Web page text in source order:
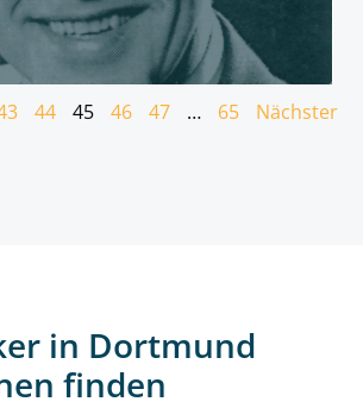
44 45 46 47 … 65 Nächster
in Dortmund
finden